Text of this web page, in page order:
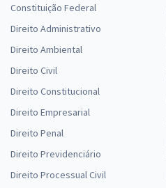
Constituição Federal
Direito Administrativo
Direito Ambiental
Direito Civil
Direito Constitucional
Direito Empresarial
Direito Penal
Direito Previdenciário
Direito Processual Civil